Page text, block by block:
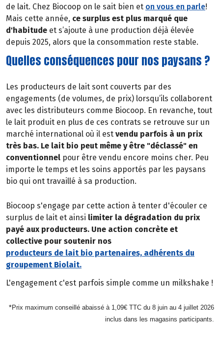
de lait. Chez Biocoop on le sait bien et on vous en parle!
Mais cette année, ce surplus est plus marqué que
d'habitude et s’ajoute à une production déjà élevée
depuis 2025, alors que la consommation reste stable.
Quelles conséquences pour nos paysans ?
Les producteurs de lait sont couverts par des
engagements (de volumes, de prix) lorsqu’ils collaborent
avec les distributeurs comme Biocoop. En revanche, tout
le lait produit en plus de ces contrats se retrouve sur un
marché international où il est vendu parfois à un prix
très bas. Le lait bio peut même y être "déclassé" en
conventionnel pour être vendu encore moins cher. Peu
importe le temps et les soins apportés par les paysans
bio qui ont travaillé à sa production.
Biocoop s'engage par cette action à tenter d'écouler ce
surplus de lait et ainsi limiter la dégradation du prix
payé aux producteurs. Une action concrète et
collective pour soutenir nos
producteurs de lait bio partenaires, adhérents du
groupement Biolait.
L'engagement c'est parfois simple comme un milkshake !
*Prix maximum conseillé abaissé à 1,09€ TTC du 8 juin au 4 juillet 2026
inclus dans les magasins participants.